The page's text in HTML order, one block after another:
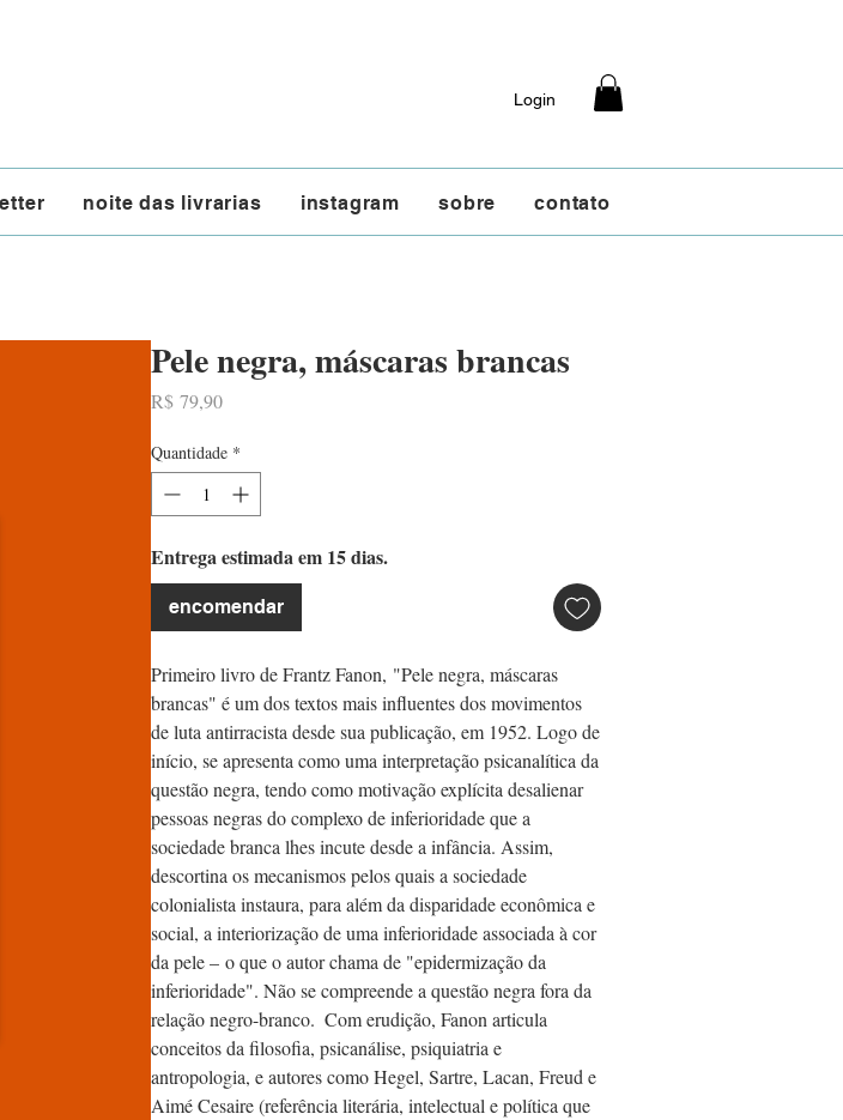
Login
noite das livrarias instagram sobre contato
Pele negra, máscaras brancas
R$ 79,90Preço
Quantidade *
Entrega estimada em 15 dias.
encomendar
Primeiro livro de Frantz Fanon, "Pele negra, máscaras
brancas" é um dos textos mais influentes dos movimentos
de luta antirracista desde sua publicação, em 1952. Logo de
início, se apresenta como uma interpretação psicanalítica da
questão negra, tendo como motivação explícita desalienar
pessoas negras do complexo de inferioridade que a
sociedade branca lhes incute desde a infância. Assim,
descortina os mecanismos pelos quais a sociedade
colonialista instaura, para além da disparidade econômica e
social, a interiorização de uma inferioridade associada à cor
da pele – o que o autor chama de "epidermização da
inferioridade". Não se compreende a questão negra fora da
relação negro-branco.  Com erudição, Fanon articula
conceitos da filosofia, psicanálise, psiquiatria e
antropologia, e autores como Hegel, Sartre, Lacan, Freud e
Aimé Cesaire (referência literária, intelectual e política que